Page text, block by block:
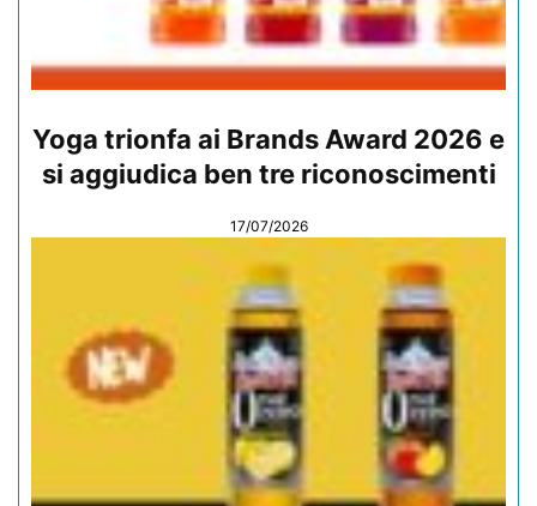
Yoga trionfa ai Brands Award 2026 e
si aggiudica ben tre riconoscimenti
17/07/2026